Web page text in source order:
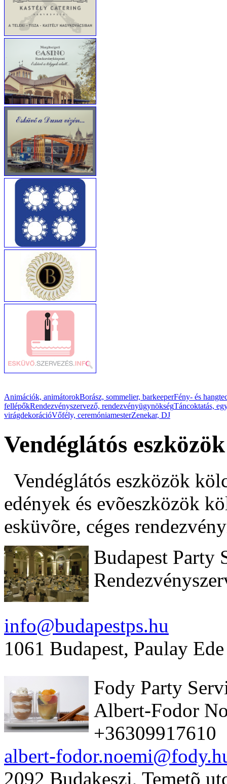
Animációk, animátorokBorász, sommelier, barkeeperFény- és
fellépőkRendezvényszervező, rendezvényügynökségTáncoktatás,
virágdekorációVőfély, ceremóniamesterZenekar, DJ
Vendéglátós
Vendéglátós eszközök
edények és evõeszközök
esküvõre, céges
Budapest Party
info@budapestps.hu
1061 Budapest, Paulay
Fody Party
Albert-Fodor
+36309917610
albert-
2092 Budakeszi, Temetõ